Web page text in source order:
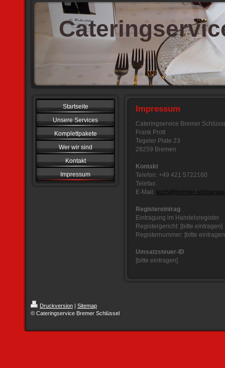
Startseite
Unsere Services
Komplettpakete
Wer wir sind
Kontakt
Impressum
Impressum
Cateringservice Bremer
Frank Prott
Tegeler Plate 23
28259 Bremen
Kontakt
Telefon: +49 421 5722160
Telefax:
E-Mail: koch@bremer-
Registereintrag
Eintragung im Handelsregister.
Registergericht: [bitte eintragen]
Registernummer: [bitte
Umsatzsteuer-ID
[bitte eintragen]
Druckversion | Sitemap
© Cateringservice Bremer Schlüssel